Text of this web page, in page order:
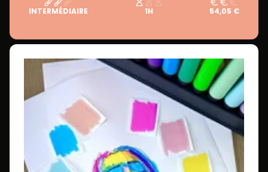
INTERMÉDIAIRE 1H 54,05 €